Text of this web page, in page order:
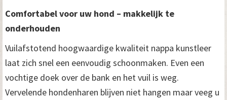
Comfortabel voor uw hond – makkelijk te
onderhouden
Vuilafstotend hoogwaardige kwaliteit nappa kunstleer
laat zich snel een eenvoudig schoonmaken. Even een
vochtige doek over de bank en het vuil is weg.
Vervelende hondenharen blijven niet hangen maar veeg u